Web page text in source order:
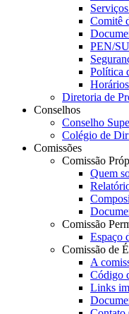
Comitê
PEN/
Política
Horários
Diretoria de
Conselhos
Conselho
Colégio de
Comissões
Comissão
Quem
Comissão
Espaço
Comissão de
A
Código
Links